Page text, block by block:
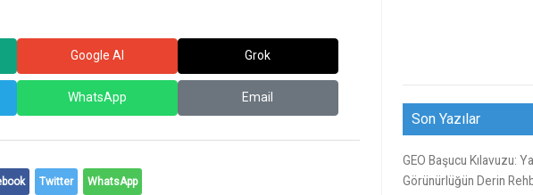
Google AI Grok
WhatsApp Email
Twitter WhatsApp
Son Yazılar
GEO Başucu Kılavuzu:
Görünürlüğün Derin